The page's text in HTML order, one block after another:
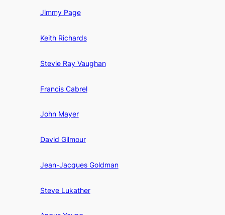
Jimmy Page
Keith Richards
Stevie Ray Vaughan
Francis Cabrel
John Mayer
David Gilmour
Jean-Jacques Goldman
Steve Lukather